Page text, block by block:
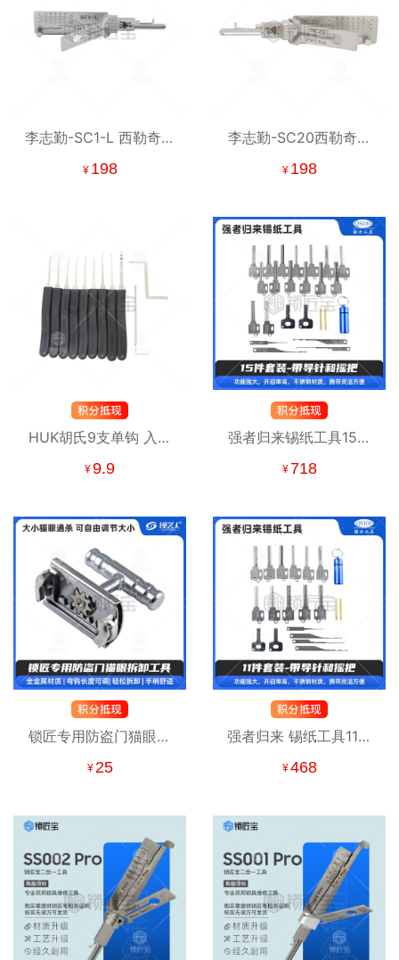
李志勤-SC1-L 西勒奇国
外民用锁读齿开启工具-
¥ 198
李志勤-SC20西勒奇国
外民用锁读齿开启-平铣
¥ 198
HUK胡氏9支单钩 入门
¥9.9
强者归来锡纸工具15件
把 锡纸快开工具套装 防
¥ 718
锁匠专用防盗门猫眼拆
径 全金属耐用
¥ 25
强者归来 锡纸工具11件
把 锡纸快开工具套装 防
¥468